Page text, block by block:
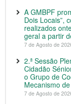
A GMBPF
Dois Locais”,
realizados
geral a partir
7 de Agosto de
2.ª Sessão
Cidadão
o Grupo de
Mecanismo
7 de Agosto de